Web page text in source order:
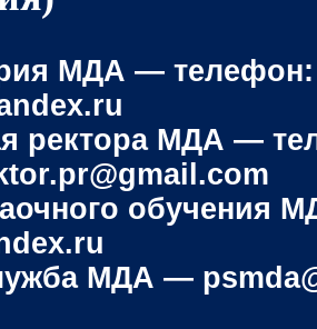
МДА — телефон:
ректора МДА —
обучения
МДА —